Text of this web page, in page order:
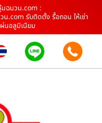
ฉนวน.com :
.com รับติดตั้ง รื้อถอน ให้เช่า
นอลูมิเนียม